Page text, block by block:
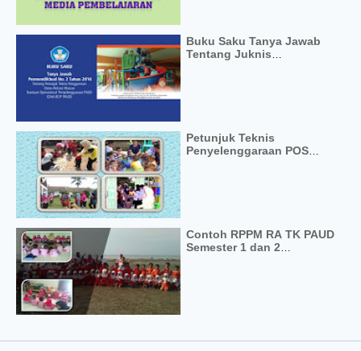
Buku Saku Tanya Jawab
Tentang Juknis
Petunjuk Teknis
Penyelenggaraan POS
Contoh RPPM RA TK PAUD
Semester 1 dan 2